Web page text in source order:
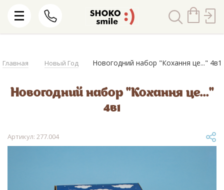
Главная Новый Год Новогодний набор "Кохання це..." 4в1
Новогодний набор "Кохання це..."
4в1
Артикул: 277.004